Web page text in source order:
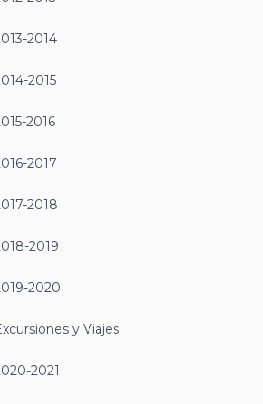
2014
2015
2016
2017
2018
2019
2020
y Viajes
2021